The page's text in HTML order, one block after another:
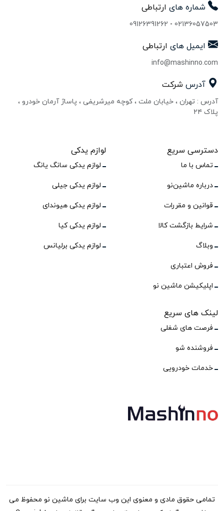
شماره های ارتباطی
02136057503
-
09126391262
ایمیل های ارتباطی
info@mashinno.com
آدرس شرکت
آدرس : تهران ، خیابان ملت ، کوچه میرشریفی ، پاساژ آرمان خودرو ،
پلاک ۲۴
دسترسی سریع
تماس با ما
درباره ماشین‌نو
قوانین و مقررات
شرایط بازگشت کالا
وبلاگ
فروش اعتباری
اپلیکیشن ماشین نو
لوازم یدکی
لوازم یدکی سانگ یانگ
لوازم یدکی جیلی
لوازم یدکی هیوندای
لوازم یدکی کیا
لوازم یدکی برلیانس
لینک های سریع
فرصت های شغلی
فروشنده شو
خدمات خودرویی
تمامی حقوق مادی و معنوی این وب سایت برای ماشین نو محفوظ می